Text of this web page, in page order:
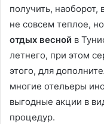
получить, наоборот,
не совсем теплое,
отдых весной в
летнего, при этом
этого, для
многие отельеры
выгодные акции в
процедур.